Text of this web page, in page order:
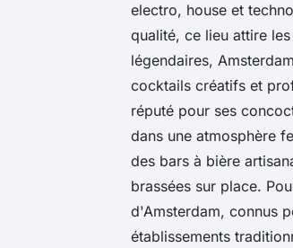
electro, house et
qualité, ce lieu attire
légendaires,
cocktails créatifs et
réputé pour ses
dans une atmosphère
des bars à bière
brassées sur place.
d'Amsterdam, connus
établissements